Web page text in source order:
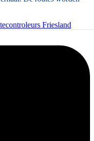
Friesland